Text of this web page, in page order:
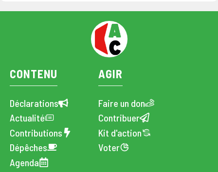
CONTENU
Déclarations
Actualité
Contributions
Dépêches
Agenda
AGIR
Faire un don
Contribuer
Kit d'action
Voter